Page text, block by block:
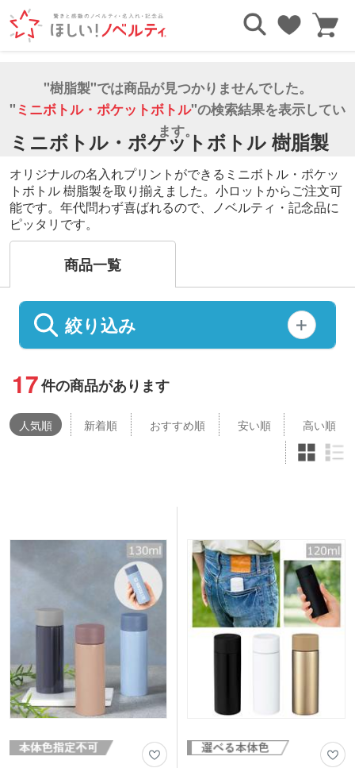
"樹脂製"では商品が見つかりませんでした。
" ミニボトル・ポケットボトル"の検索結果を表示してい
ます。
ミニボトル・ポケットボトル 樹脂製
オリジナルの名入れプリントができるミニボトル・ポケッ
トボトル 樹脂製を取り揃えました。小ロットからご注文可
能です。年代問わず喜ばれるので、ノベルティ・記念品に
ピッタリです。
商品一覧
絞り込み
17件の商品があります
人気順 新着順 おすすめ順 安い順 高い順